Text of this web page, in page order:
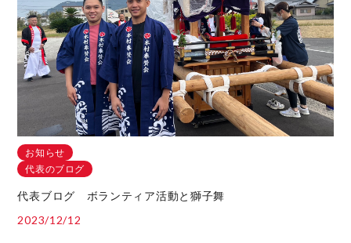
お知らせ
代表のブログ
代表ブログ ボランティア活動と獅子舞
2023/12/12